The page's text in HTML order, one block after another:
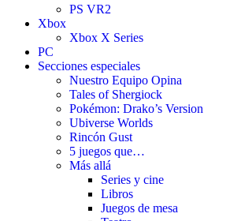
PS VR2
Xbox
Xbox X Series
PC
Secciones especiales
Nuestro Equipo Opina
Tales of Shergiock
Pokémon: Drako’s Version
Ubiverse Worlds
Rincón Gust
5 juegos que…
Más allá
Series y cine
Libros
Juegos de mesa